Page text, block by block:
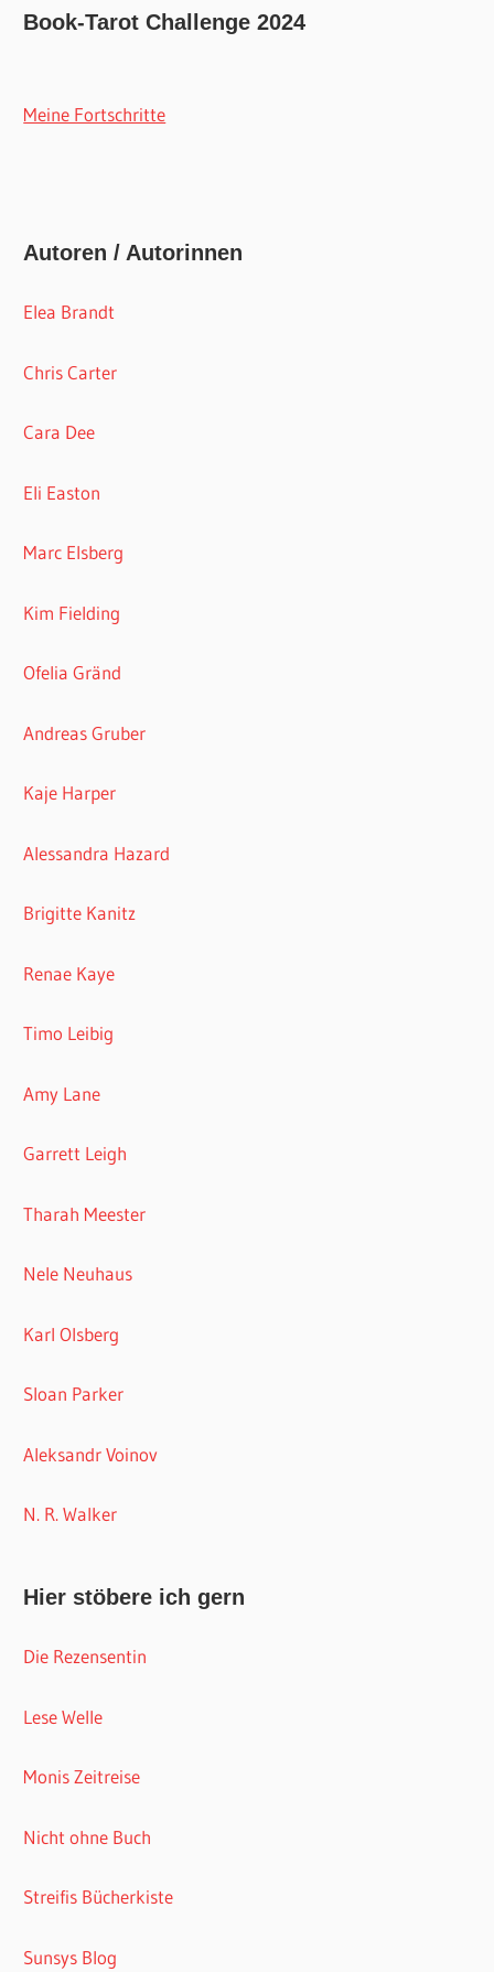
Book-Tarot Challenge 2024
Meine Fortschritte
Autoren / Autorinnen
Elea Brandt
Chris Carter
Cara Dee
Eli Easton
Marc Elsberg
Kim Fielding
Ofelia Gränd
Andreas Gruber
Kaje Harper
Alessandra Hazard
Brigitte Kanitz
Renae Kaye
Timo Leibig
Amy Lane
Garrett Leigh
Tharah Meester
Nele Neuhaus
Karl Olsberg
Sloan Parker
Aleksandr Voinov
N. R. Walker
Hier stöbere ich gern
Die Rezensentin
Lese Welle
Monis Zeitreise
Nicht ohne Buch
Streifis Bücherkiste
Sunsys Blog